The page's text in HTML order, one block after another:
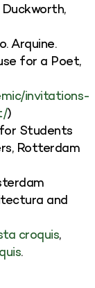
Arquine.
for a Poet,
invitations-
)
Students
Rotterdam
and
croquis,
.